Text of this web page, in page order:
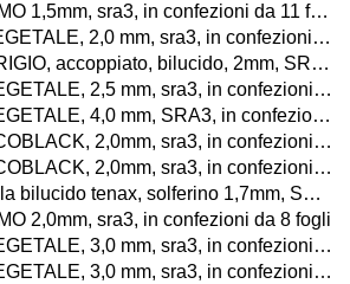
1030 gr Favini, SUMO 1,5mm, sra3, in confezioni da 11 fogli
1160 gr Cartone VEGETALE, 2,0 mm, sra3, in confezioni da 8 fogli
1250 gr Cartone GRIGIO, accoppiato, bilucido, 2mm, SRA3, in confezioni da 12 fogli
1271 gr Cartone VEGETALE, 2,5 mm, sra3, in confezioni da 6 fogli
1271 gr Cartone VEGETALE, 4,0 mm, SRA3, in confezioni da 8 fogli
1320 gr Cartone ECOBLACK, 2,0mm, sra3, in confezioni da 6 fogli
1320 gr Cartone ECOBLACK, 2,0mm, sra3, in confezioni da 13 fogli
1320 gr cartone viola bilucido tenax, solferino 1,7mm, SRA3
2,0mm, sra3, in confezioni da 8 fogli
1503 gr Cartone VEGETALE, 3,0 mm, sra3, in confezioni da 5 fogli
1503 gr Cartone VEGETALE, 3,0 mm, sra3, in confezioni da 11 fogli